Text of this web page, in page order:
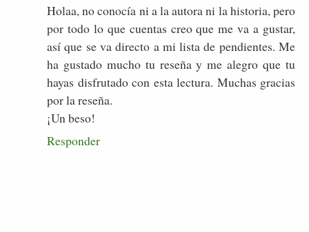
Holaa, no conocía ni a la autora ni la historia, pero
por todo lo que cuentas creo que me va a gustar,
así que se va directo a mi lista de pendientes. Me
ha gustado mucho tu reseña y me alegro que tu
hayas disfrutado con esta lectura. Muchas gracias
por la reseña.
¡Un beso!
Responder